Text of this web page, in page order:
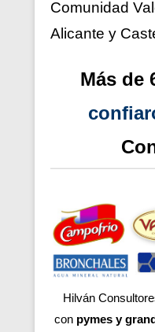
Comunidad
Alicante y
Más de
Hilván
con pymes y